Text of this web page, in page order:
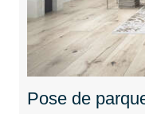
Pose de